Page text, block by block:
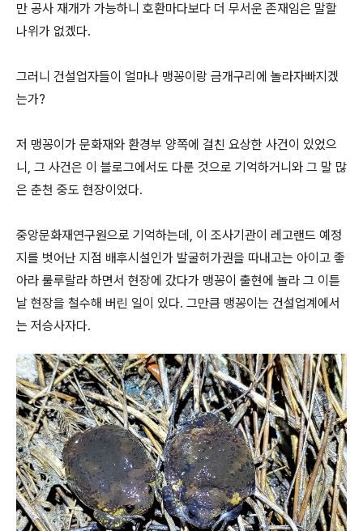
만 공사 재개가 가능하니 호환마다보다 더 무서운 존재임은 말할
나위가 없겠다.
그러니 건설업자들이 얼마나 맹꽁이랑 금개구리에 놀라자빠지겠
는가?
저 맹꽁이가 문화재와 환경부 양쪽에 걸친 요상한 사건이 있었으
니, 그 사건은 이 블로그에서도 다룬 것으로 기억하거니와 그 말 많
은 춘천 중도 현장이었다.
중앙문화재연구원으로 기억하는데, 이 조사기관이 레고랜드 예정
지를 벗어난 지점 배후시설인가 발굴허가권을 따내고는 아이고 좋
아라 룰루랄라 하면서 현장에 갔다가 맹꽁이 출현에 놀라 그 이튿
날 현장을 철수해 버린 일이 있다. 그만큼 맹꽁이는 건설업계에서
는 저승사자다.